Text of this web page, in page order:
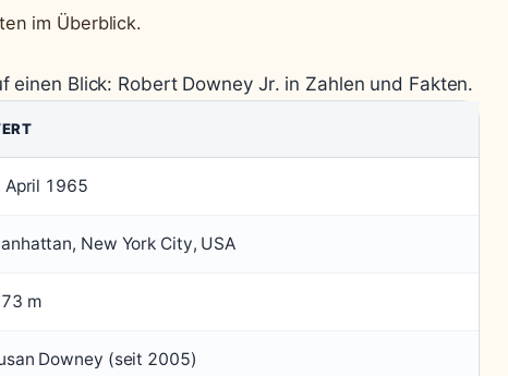
im Überblick.
einen Blick: Robert Downey Jr. in Zahlen und Fakten.
April 1965
New York City, USA
m
Downey (seit 2005)